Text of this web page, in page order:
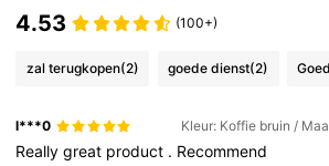
4.53 (100+)
zal terugkopen(2) goede dienst(2)
l***0 Kleur: Koffie bruin /
Reallygreat product . Recommend